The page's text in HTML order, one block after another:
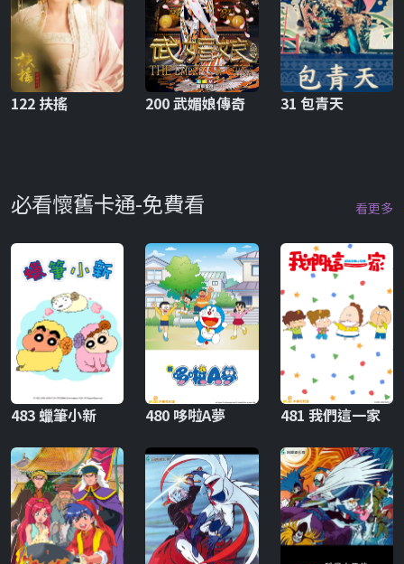
122 扶搖 200 武媚娘傳奇 31 包青天
必看懷舊卡通-免費看 看更多
483 蠟筆小新 480 哆啦A夢 481 我們這一家